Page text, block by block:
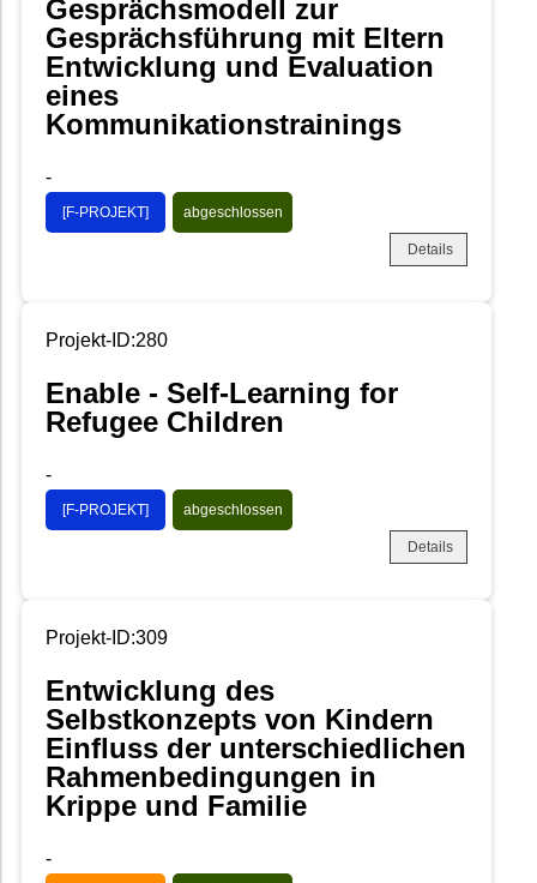
Gesprächsmodell zur
Gesprächsführung mit Eltern
Entwicklung und Evaluation
eines
Kommunikationstrainings
-
[F-PROJEKT] abgeschlossen
Details
Projekt-ID:280
Enable - Self-Learning for
Refugee Children
-
[F-PROJEKT] abgeschlossen
Details
Projekt-ID:309
Entwicklung des
Selbstkonzepts von Kindern
Einfluss der unterschiedlichen
Rahmenbedingungen in
Krippe und Familie
-